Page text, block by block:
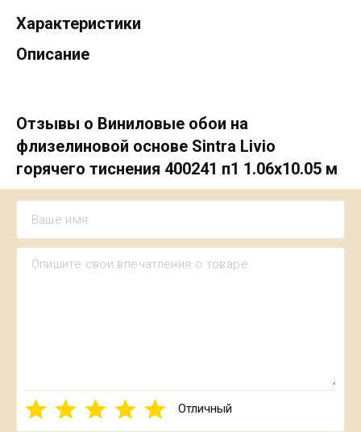
Характеристики
Описание
Отзывы о Виниловые обои на
флизелиновой основе Sintra Livio
горячего тиснения 400241 п1 1.06х10.05 м
Отличный